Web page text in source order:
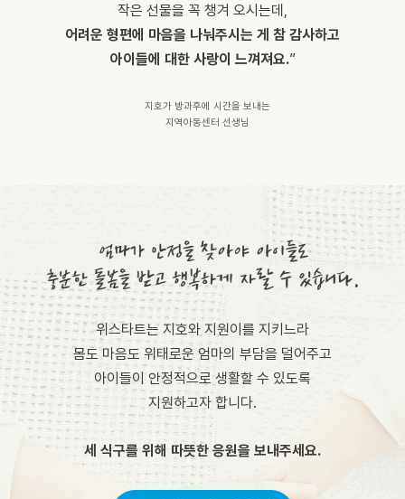
작은 선물을 꼭 챙겨 오시는데,
어려운 형편에 마음을 나눠주시는 게 참 감사하고
아이들에 대한 사랑이 느껴져요.”
지호가 방과후에 시간을 보내는
지역아동센터 선생님
위스타트는 지호와 지원이를 지키느라
몸도 마음도 위태로운 엄마의 부담을 덜어주고
아이들이 안정적으로 생활할 수 있도록
지원하고자 합니다.
세 식구를 위해 따뜻한 응원을 보내주세요.